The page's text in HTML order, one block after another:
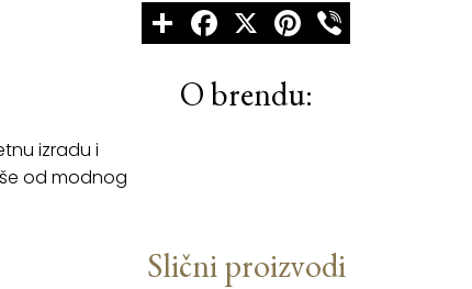
ShareFacebook
X Pinterest
O brendu:
izradu i
od modnog
Slični proizvodi